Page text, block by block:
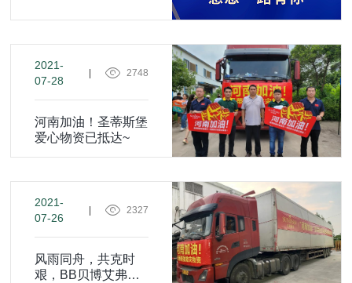
2021-
07-28
2748
河南加油！圣蒂斯堡
爱心物资已抵达~
2021-
07-26
2327
风雨同舟，共克时
艰，BB贝博艾弗森